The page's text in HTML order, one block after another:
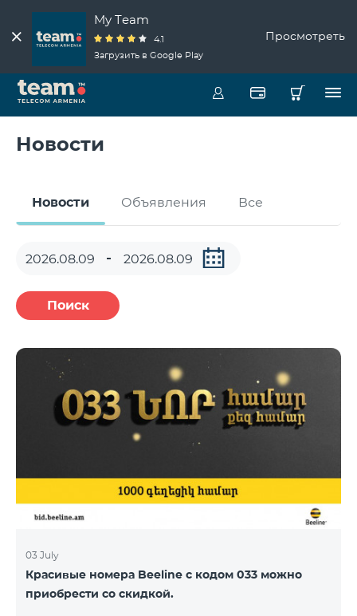
My Team
4.1
Загрузить в Google Play
Просмотреть
Новости
Новости Объявления Все
Поиск
03 July
Красивые номера Beeline с кодом 033 можно
приобрести со скидкой.